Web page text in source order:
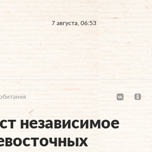
7 августа, 06:53
независимое